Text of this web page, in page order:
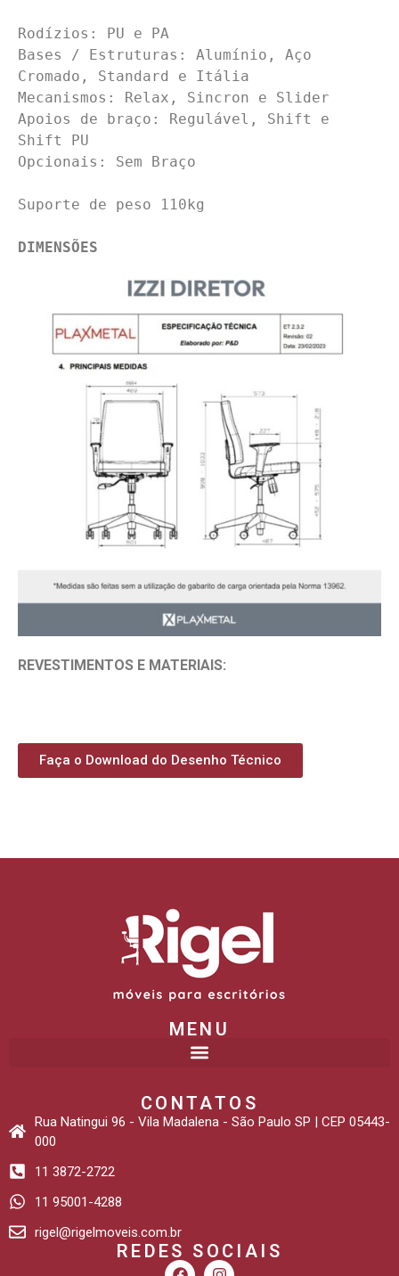
Rodízios: PU e PA
Bases / Estruturas: Alumínio, Aço
Cromado, Standard e Itália
Mecanismos: Relax, Sincron e Slider
Apoios de braço: Regulável, Shift e
Shift PU
Opcionais: Sem Braço
Suporte de peso 110kg
DIMENSÕES
REVESTIMENTOS E MATERIAIS:
Faça o Download do Desenho Técnico
MENU
CONTATOS
Rua Natingui 96 - Vila Madalena - São Paulo SP | CEP 05443-
000
11 3872-2722
11 95001-4288
rigel@rigelmoveis.com.br
REDES SOCIAIS